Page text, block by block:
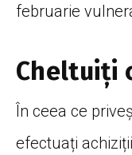
februarie
Cheltuiți
În ceea ce
efectuați